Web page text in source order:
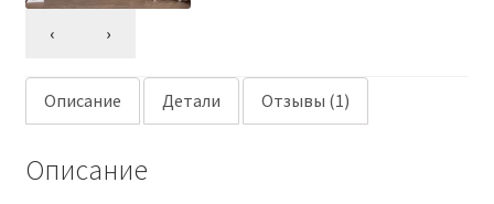
‹ ›
Описание Детали Отзывы (1)
Описание